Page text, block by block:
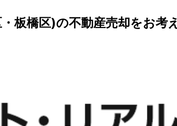
板橋区)の不動産売却をお考